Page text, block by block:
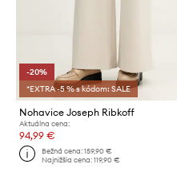
-20%
*EXTRA -5 % s kódom: SALE
Nohavice Joseph Ribkoff
Aktuálna cena:
94,99 €
Bežná cena:159,90 €
Najnižšia cena:119,90 €